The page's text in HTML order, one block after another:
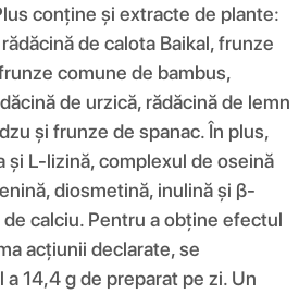
conține și extracte de plante:
de calota Baikal, frunze
comune de bambus,
de urzică, rădăcină de lemn
și frunze de spanac. În plus,
și L-lizină, complexul de oseină
diosmetină, inulină și β-
calciu. Pentru a obține efectul
acțiunii declarate, se
14,4 g de preparat pe zi. Un